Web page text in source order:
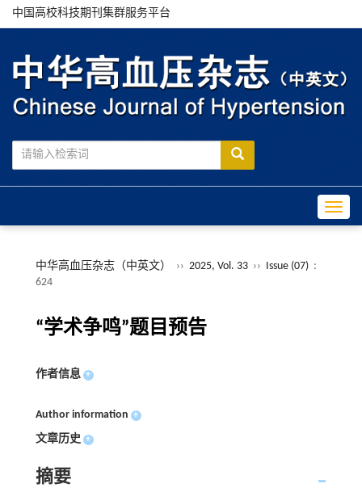
中国高校科技期刊集群服务平台
中华高血压杂志（中英文） ›› 2025, Vol. 33 ›› Issue (07) :
624
“学术争鸣”题目预告
作者信息 +
Author information +
文章历史 +
摘要